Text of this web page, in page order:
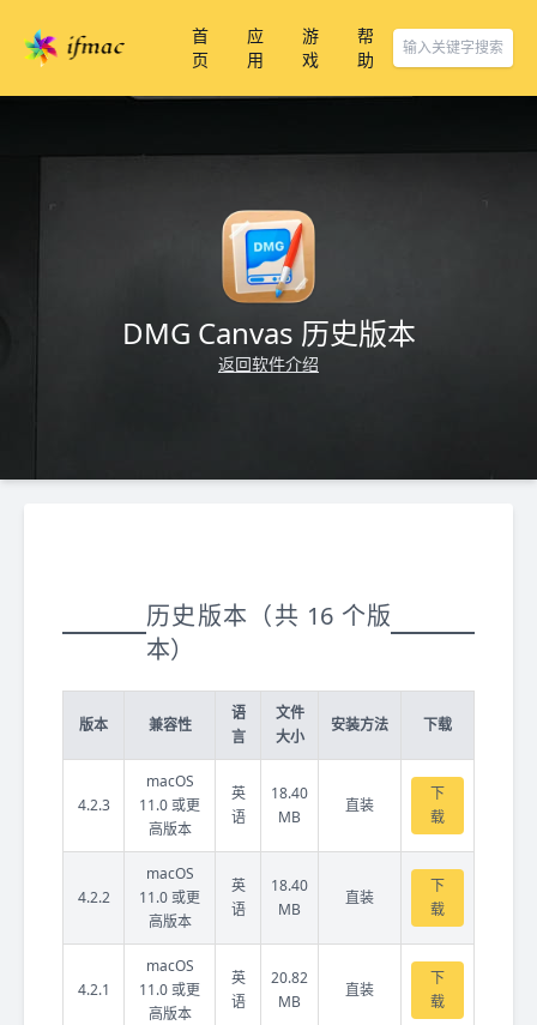
首
页
应
用
游
戏
帮
助
DMG Canvas 历史版本
返回软件介绍
历史版本（共 16 个版
本）
版本 兼容性
语
言
文件
大小
安装方法 下载
4.2.3
macOS
11.0 或更
高版本
英
语
18.40
MB
直装
下
载
4.2.2
macOS
11.0 或更
高版本
英
语
18.40
MB
直装
下
载
4.2.1
macOS
11.0 或更
高版本
英
语
20.82
MB
直装
下
载